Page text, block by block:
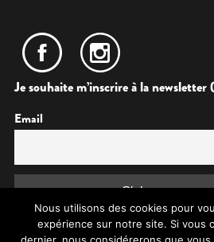
Je souhaite m’inscrire à la
Email
Nous utilisons des cookies pour
expérience sur notre site. Si vous